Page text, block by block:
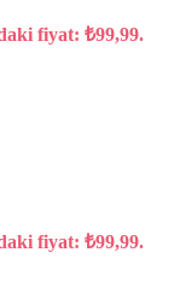
fiyat: ₺99,99.
fiyat: ₺99,99.